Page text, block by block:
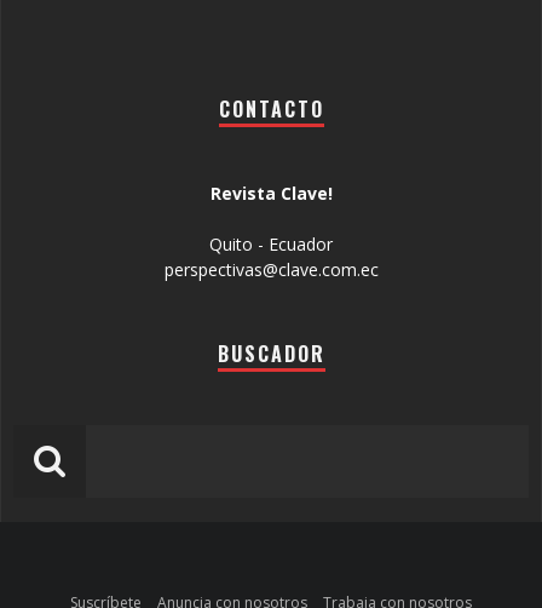
CONTACTO
Revista Clave!
Quito - Ecuador
perspectivas@clave.com.ec
BUSCADOR
Suscríbete Anuncia con nosotros Trabaja con nosotros